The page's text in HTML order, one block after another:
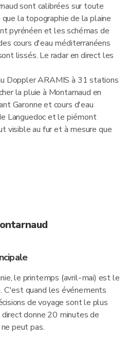
sont calibrées sur toute
la topographie de la plaine
pyrénéen et les schémas de
cours d'eau méditerranéens
lissés. Le radar en direct les
Doppler ARAMIS à 31 stations
la pluie à Montarnaud en
Garonne et cours d'eau
Languedoc et le piémont
visible au fur et à mesure que
le printemps (avril-mai) est le
C'est quand les événements
de voyage sont le plus
donne 20 minutes de
peut pas.